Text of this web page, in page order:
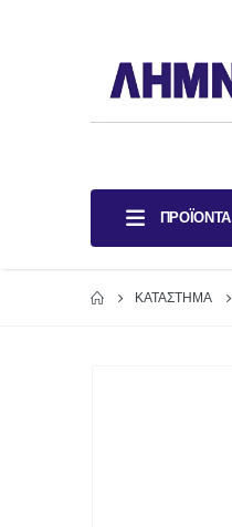
ΠΡΟΪΌΝΤΑ
ΚΑΤΆΣΤΗΜΑ